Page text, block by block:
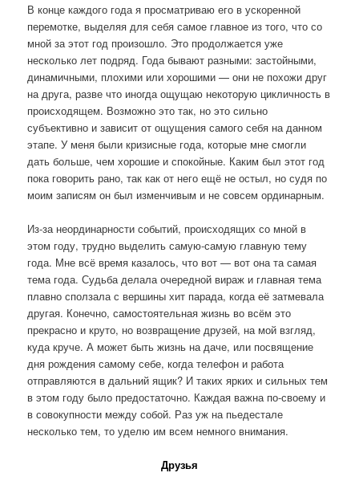
В конце каждого года я просматриваю его в ускоренной
перемотке, выделяя для себя самое главное из того, что со
мной за этот год произошло. Это продолжается уже
несколько лет подряд. Года бывают разными: застойными,
динамичными, плохими или хорошими — они не похожи друг
на друга, разве что иногда ощущаю некоторую цикличность в
происходящем. Возможно это так, но это сильно
субъективно и зависит от ощущения самого себя на данном
этапе. У меня были кризисные года, которые мне смогли
дать больше, чем хорошие и спокойные. Каким был этот год
пока говорить рано, так как от него ещё не остыл, но судя по
моим записям он был изменчивым и не совсем ординарным.
Из-за неординарности событий, происходящих со мной в
этом году, трудно выделить самую-самую главную тему
года. Мне всё время казалось, что вот — вот она та самая
тема года. Судьба делала очередной вираж и главная тема
плавно сползала с вершины хит парада, когда её затмевала
другая. Конечно, самостоятельная жизнь во всём это
прекрасно и круто, но возвращение друзей, на мой взгляд,
куда круче. А может быть жизнь на даче, или посвящение
дня рождения самому себе, когда телефон и работа
отправляются в дальний ящик? И таких ярких и сильных тем
в этом году было предостаточно. Каждая важна по-своему и
в совокупности между собой. Раз уж на пьедестале
несколько тем, то уделю им всем немного внимания.
Друзья